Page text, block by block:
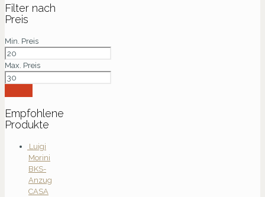
Filter nach
Preis
Min. Preis
Max. Preis
Empfohlene
Produkte
Luigi
Morini
BKS-
Anzug
CASA